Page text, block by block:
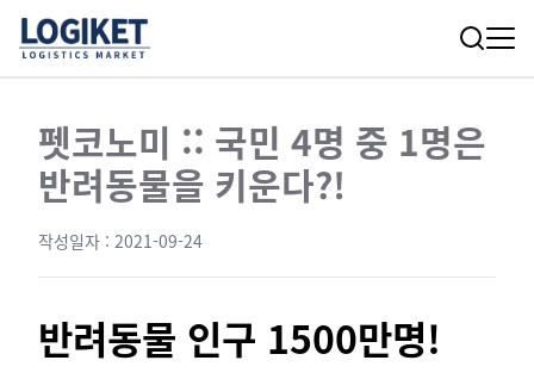
펫코노미 :: 국민 4명 중 1명은
반려동물을 키운다?!
작성일자 : 2021-09-24
반려동물 인구 1500만명!